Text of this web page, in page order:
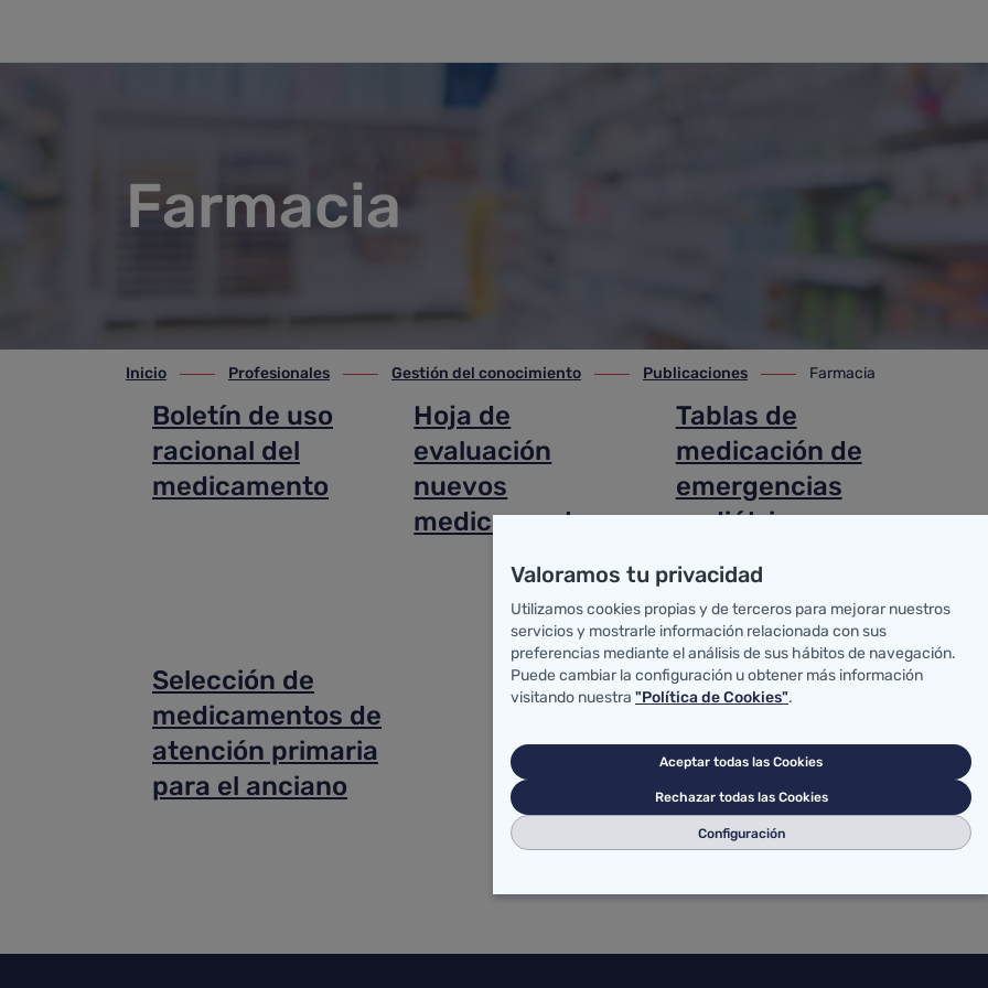
Farmacia
ir-a inicio
Inicio
ir-a Profesionales
Profesionales
ir-a Gestión del conocimiento
Gestión del conocimiento
ir-a Publicaciones
Publicaciones
ir-a Farmacia
Farmacia
Boletín de uso
racional del
medicamento
Hoja de
evaluación
nuevos
medicamentos
Tablas de
medicación de
emergencias
pediátricas
Selección de
medicamentos de
atención primaria
para el anciano
Valoramos tu privacidad
Utilizamos cookies propias y de terceros para mejorar nuestros
servicios y mostrarle información relacionada con sus
preferencias mediante el análisis de sus hábitos de navegación.
Puede cambiar la configuración u obtener más información
visitando nuestra "Política de Cookies".
Aceptar todas las Cookies
Rechazar todas las Cookies
Configuración